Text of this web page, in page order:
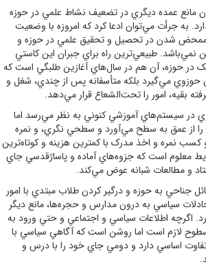
مانع عمده ديگري در تضعيف نشاط علمي در حوزه
به جرأت مي‌توان ادعا کرد که امروزه با وضعيت
ممحض شدن در تحصيل و تحقيق علمي در حوزه و
نمي‌باشد. طبيعيترين راه براي جبران اين کاستي
در حوزه، آن هم در سال‌هاي آغازين طلبگي است که
حوزوي مي‌گيرد بلکه متأسفانه پس از چندي، شغل و
بقيه، امور را تحت‌الشعاع قرار مي‌دهد.
هاي آموزشي کنوني به نظر مي‌رسد اما
از عمق به سطح مي‌آورد و سطحي نگري، و نمره
نمره و اخذ مدرک با کمترين هزينه و کوتاه‌ترين
معلوم است که جزوههاي آماده و پاساژقدسي جاي
و مطالعات شبانه عوض مي‌کند.
جناحي به حوزه و درگير کردن طلاب مبتدي با امور
سياسي به درون مدارس و حجرهها، مانع ديگر
اگرچه اطلاعات سياسي و اجتماعي و حتي ورود به
لازم است اما روشن است که آگاهي سياسي با
اساسي دارد و دومي جاي خود را با درس و